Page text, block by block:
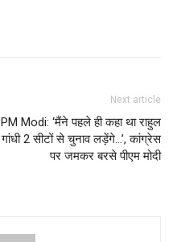
Next article
PM Modi: ‘मैंने पहले ही कहा था राहुल
गांधी 2 सीटों से चुनाव लड़ेंगे…’, कांग्रेस
पर जमकर बरसे पीएम मोदी